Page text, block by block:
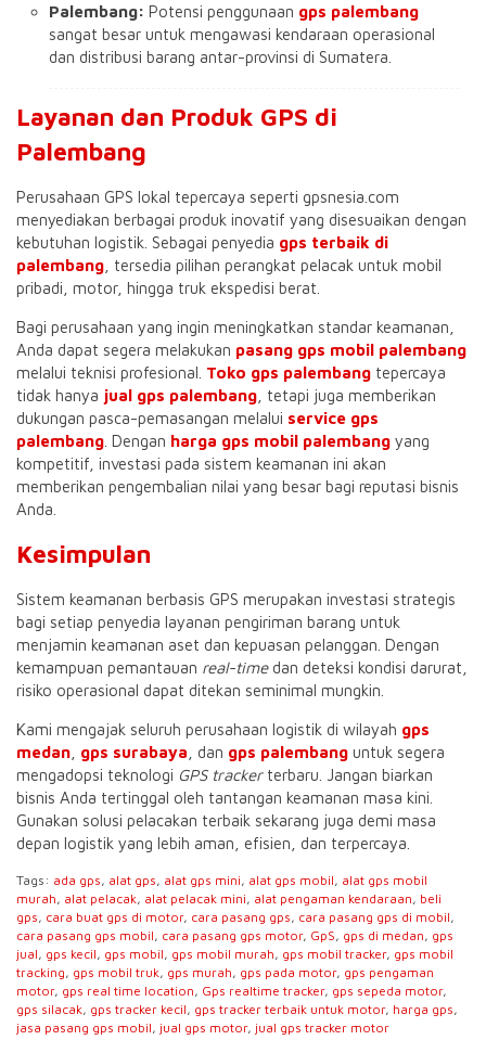
Palembang: Potensi penggunaan gps palembang
sangat besar untuk mengawasi kendaraan operasional
dan distribusi barang antar-provinsi di Sumatera.
Layanan dan Produk GPS di
Palembang
Perusahaan GPS lokal tepercaya seperti gpsnesia.com
menyediakan berbagai produk inovatif yang disesuaikan dengan
kebutuhan logistik. Sebagai penyedia gps terbaik di
palembang , tersedia pilihan perangkat pelacak untuk mobil
pribadi, motor, hingga truk ekspedisi berat.
Bagi perusahaan yang ingin meningkatkan standar keamanan,
Anda dapat segera melakukan pasang gps mobil palembang
melalui teknisi profesional. Toko gps palembang tepercaya
tidak hanya jual gps palembang , tetapi juga memberikan
dukungan pasca-pemasangan melalui service gps
palembang . Dengan harga gps mobil palembang yang
kompetitif, investasi pada sistem keamanan ini akan
memberikan pengembalian nilai yang besar bagi reputasi bisnis
Anda.
Kesimpulan
Sistem keamanan berbasis GPS merupakan investasi strategis
bagi setiap penyedia layanan pengiriman barang untuk
menjamin keamanan aset dan kepuasan pelanggan. Dengan
kemampuan pemantauan real-timedan deteksi kondisi darurat,
risiko operasional dapat ditekan seminimal mungkin.
Kami mengajak seluruh perusahaan logistik di wilayah gps
medan gps surabaya , dan gps palembang untuk segera
mengadopsi teknologi GPS trackerterbaru. Jangan biarkan
bisnis Anda tertinggal oleh tantangan keamanan masa kini.
Gunakan solusi pelacakan terbaik sekarang juga demi masa
depan logistik yang lebih aman, efisien, dan terpercaya.
Tags: ada gps, alat gps, alat gps mini, alat gps mobil, alat gps mobil
murah, alat pelacak, alat pelacak mini, alat pengaman kendaraan, beli
gps, cara buat gps di motor, cara pasang gps, cara pasang gps di mobil,
cara pasang gps mobil, cara pasang gps motor, GpS, gps di medan, gps
jual, gps kecil, gps mobil, gps mobil murah, gps mobil tracker, gps mobil
tracking, gps mobil truk, gps murah, gps pada motor, gps pengaman
motor, gps real time location, Gps realtime tracker, gps sepeda motor,
gps silacak, gps tracker kecil, gps tracker terbaik untuk motor, harga gps,
jasa pasang gps mobil, jual gps motor, jual gps tracker motor